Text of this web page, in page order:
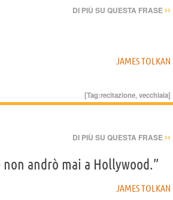
DI PIÙ SU QUESTA FRASE ››
JAMES TOLKAN
[Tag:recitazione,vecchiaia]
DI PIÙ SU QUESTA FRASE ››
andrò mai a Hollywood.”
JAMES TOLKAN